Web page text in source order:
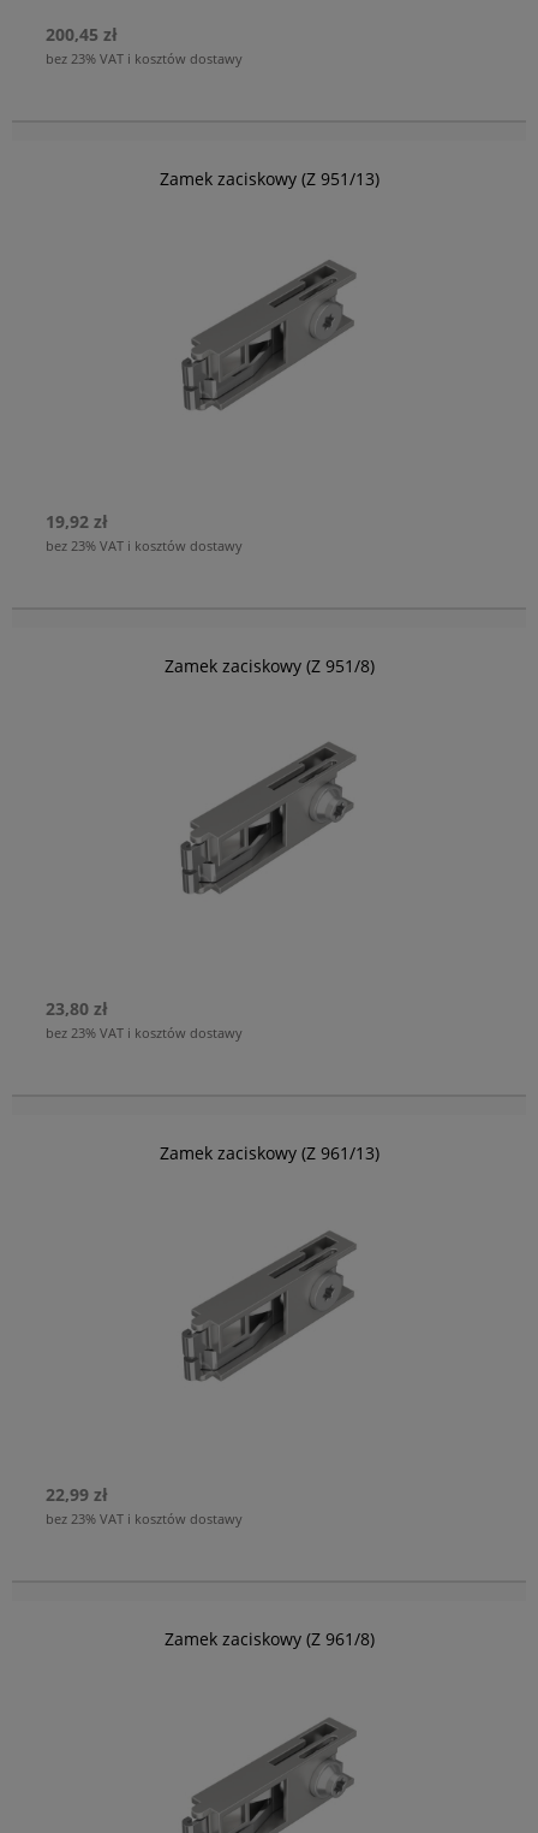
200,45 zł
bez 23% VAT i kosztów dostawy
Zamek zaciskowy (Z 951/13)
19,92 zł
bez 23% VAT i kosztów dostawy
Zamek zaciskowy (Z 951/8)
23,80 zł
bez 23% VAT i kosztów dostawy
Zamek zaciskowy (Z 961/13)
22,99 zł
bez 23% VAT i kosztów dostawy
Zamek zaciskowy (Z 961/8)